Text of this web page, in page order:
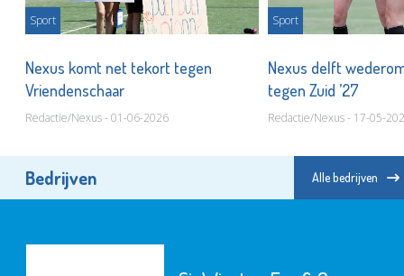
Sport
Nexus komt net tekort tegen
Vriendenschaar
Redactie/Nexus - 01-06-2026
Sport
Nexus delft
tegen Zuid ’27
Redactie/Nexus - 17-05-
Bedrijven Alle bedrijven